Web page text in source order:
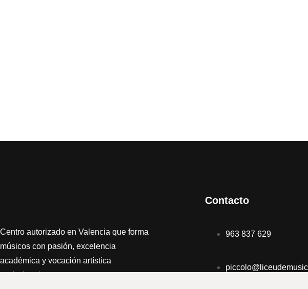
Centro autorizado en Valencia que forma
músicos con pasión, excelencia
académica y vocación artística
profesional.
Contacto
963 837 629